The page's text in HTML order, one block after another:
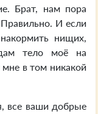
Брат, нам пора
И если
нищих,
тело моё на
в том никакой
все ваши добрые